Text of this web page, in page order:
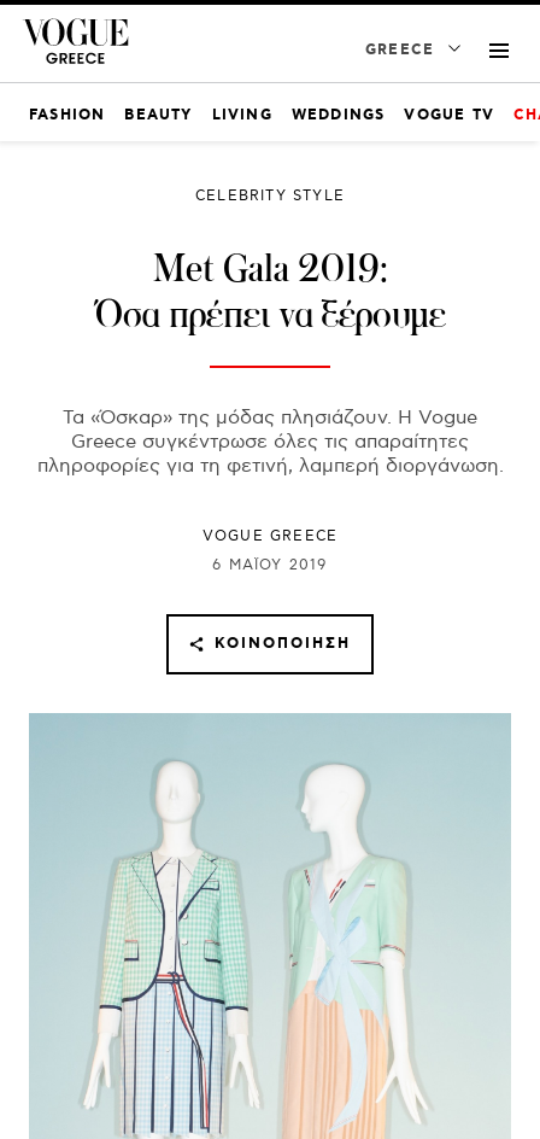
GREECE
FASHION BEAUTY LIVING WEDDINGS VOGUE TV
CELEBRITY STYLE
Met Gala 2019:
Όσα πρέπει να ξέρουμε
Τα «Όσκαρ» της μόδας πλησιάζουν. Η Vogue
Greece συγκέντρωσε όλες τις απαραίτητες
πληροφορίες για τη φετινή, λαμπερή διοργάνωση.
VOGUE GREECE
6 ΜΑΪ́ΟΥ 2019
ΚΟΙΝΟΠΟΊΗΣΗ